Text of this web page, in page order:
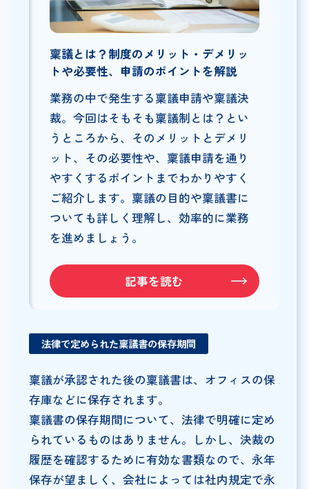
記事を読む
稟議とは？制度のメリット・デメリッ
トや必要性、申請のポイントを解説
業務の中で発生する稟議申請や稟議決
裁。今回はそもそも稟議制とは？とい
うところから、そのメリットとデメリ
ット、その必要性や、稟議申請を通り
やすくするポイントまでわかりやすく
ご紹介します。稟議の目的や稟議書に
ついても詳しく理解し、効率的に業務
を進めましょう。
法律で定められた稟議書の保存期間
稟議が承認された後の稟議書は、オフィスの保
存庫などに保存されます。
稟議書の保存期間について、法律で明確に定め
られているものはありません。しかし、決裁の
履歴を確認するために有効な書類なので、永年
保存が望ましく、会社によっては社内規定で永